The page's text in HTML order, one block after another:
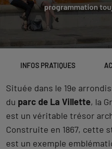
programmation
INFOS PRATIQUES
Située dans le 19e
du parc de La Villette, la
est un véritable trésor
Construite en 1867, cette
est un exemple